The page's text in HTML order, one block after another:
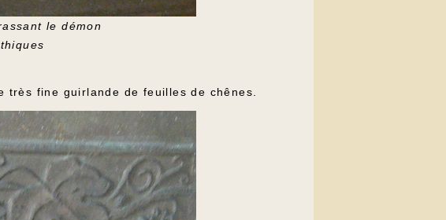
le démon
très fine guirlande de feuilles de chênes.